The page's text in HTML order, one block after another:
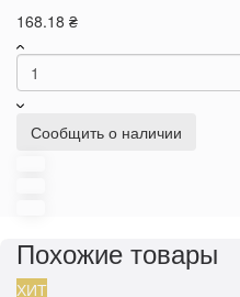
168.18 ₴
Сообщить о наличии
Похожие товары
ХИТ